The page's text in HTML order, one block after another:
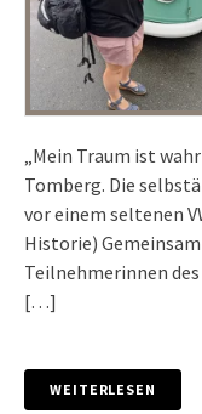
„Mein Traum ist
Tomberg. Die
vor einem seltenen
Historie)
Teilnehmerinnen
[…]
WEITERLESEN